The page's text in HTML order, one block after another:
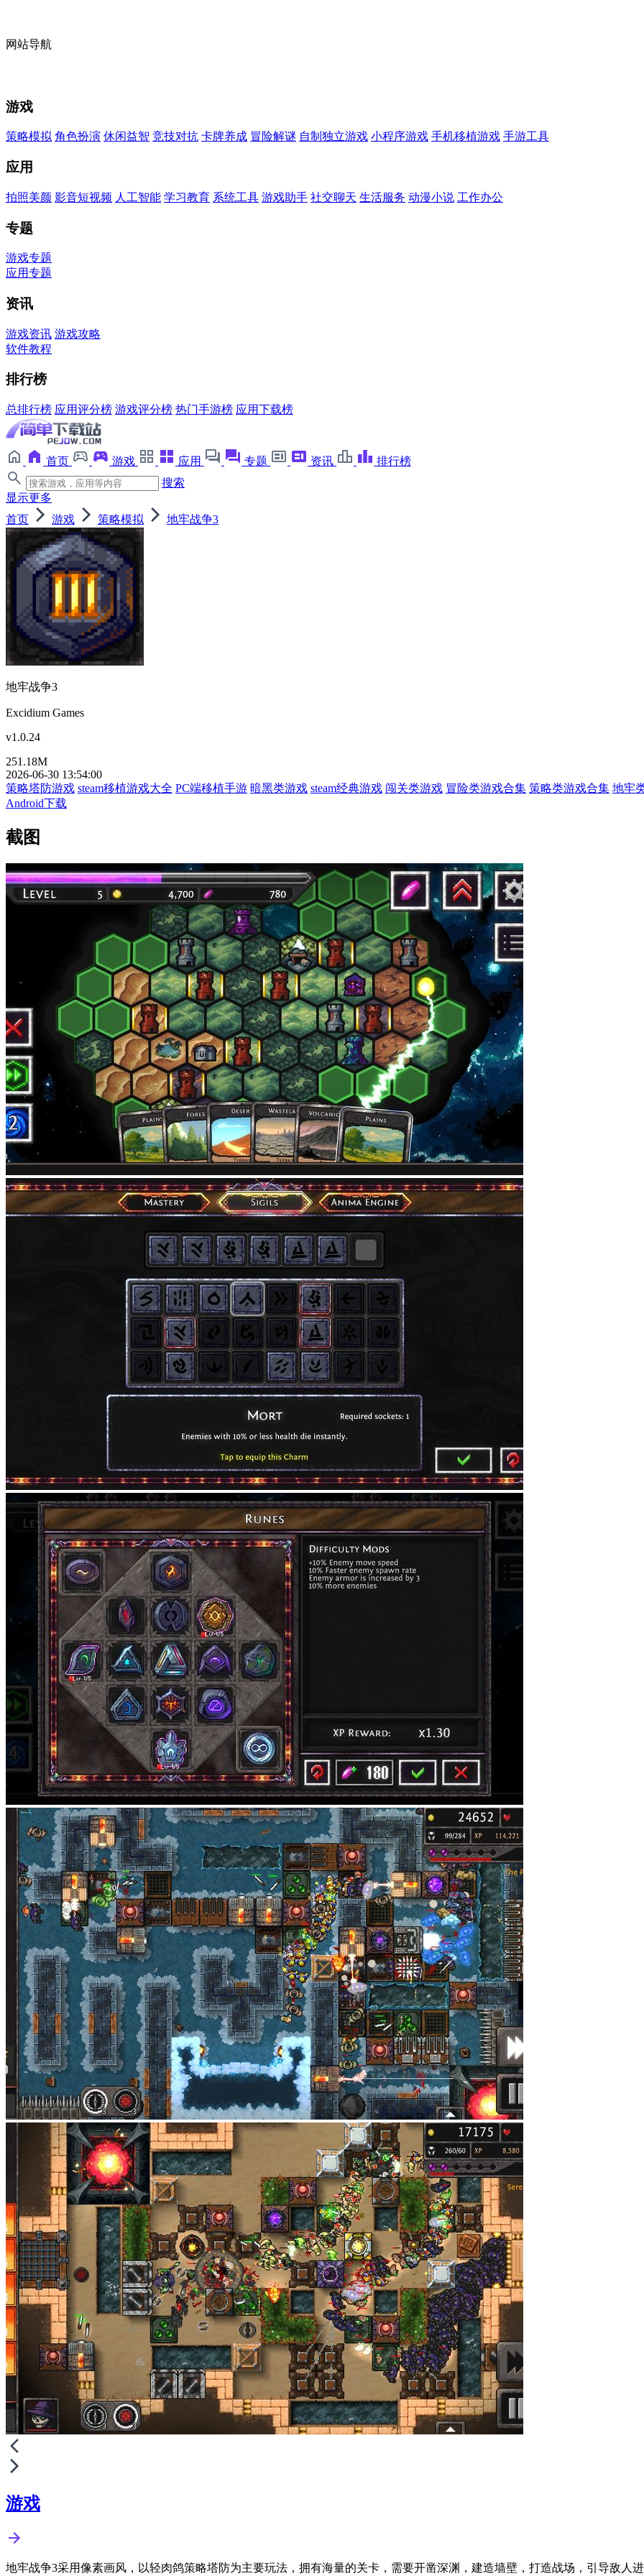
网站导航
游戏
策略模拟 角色扮演 休闲益智 竞技对抗 卡牌养成 冒险解谜 自制独立游戏 小程序游戏 手机移植游戏 手游工具
应用
拍照美颜 影音短视频 人工智能 学习教育 系统工具 游戏助手 社交聊天 生活服务 动漫小说 工作办公
专题
游戏专题
应用专题
资讯
游戏资讯 游戏攻略
软件教程
排行榜
总排行榜 应用评分榜 游戏评分榜 热门手游榜 应用下载榜
首页 游戏 应用 专题 资讯
排行榜
搜索
显示更多
首页
游戏 策略模拟 地牢战争3
地牢战争3
Excidium Games
v1.0.24
251.18M
2026-06-30 13:54:00
策略塔防游戏 steam移植游戏大全 PC端移植手游 暗黑类游戏 steam经典游戏 闯关类游戏 冒险类游戏合集 策略类游戏合集 地牢
Android下载
截图
游戏
地牢战争3采用像素画风，以轻肉鸽策略塔防为主要玩法，拥有海量的关卡，需要开凿深渊，建造墙壁，打造战场，引导敌人